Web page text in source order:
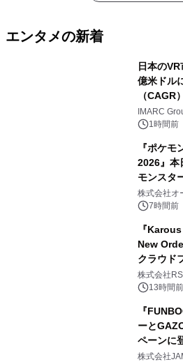
エンタメの新着
日本の
億米ドル
（CAGR
IMARC
1時間前
『ポケ
2026』本
モンスタ
た画集『
ルアート
株式会社オ
7時間前
『
New
クラウド
開始
株式会社
13時間前
『
ーと
ペーンに
GR 4車種
株式会社